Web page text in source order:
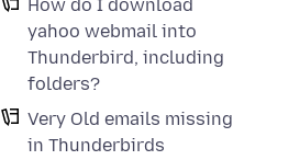
How do I download
yahoo webmail into
Thunderbird, including
folders?
Very Old emails missing
in Thunderbirds